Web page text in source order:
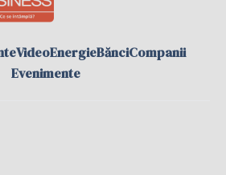
VideoEnergieBănciCompanii
Evenimente